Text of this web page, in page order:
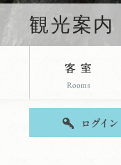
観光案内